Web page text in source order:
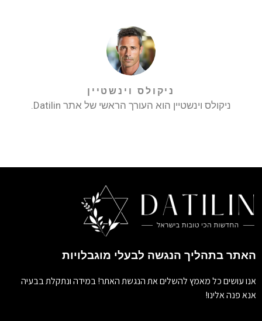
ניקולס וינשטיין
ניקולס וינשטיין הוא העורך הראשי של אתר Datilin.
האתר בתהליך הנגשה לבעלי מוגבלויות
אנו עושים כל מאמץ להשלים את הנגשת האתר! במידה ונתקלת בבעיה
אנא פנה אלינו!